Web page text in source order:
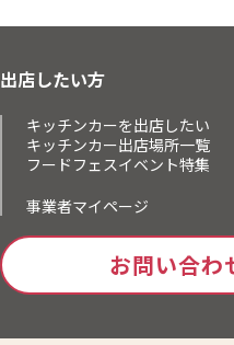
出店したい方
キッチンカーを出店したい
キッチンカー出店場所一覧
フードフェスイベント特集
事業者マイページ
お問い合わ